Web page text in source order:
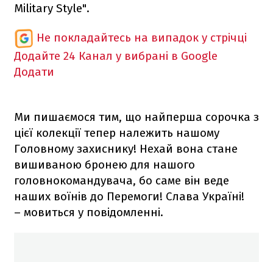
Military Style".
Не покладайтесь на випадок у стрічці
Додайте 24 Канал у вибрані в Google
Додати
Ми пишаємося тим, що найперша сорочка з
цієї колекції тепер належить нашому
Головному захиснику! Нехай вона стане
вишиваною бронею для нашого
головнокомандувача, бо саме він веде
наших воїнів до Перемоги! Слава Україні!
– мовиться у повідомленні.